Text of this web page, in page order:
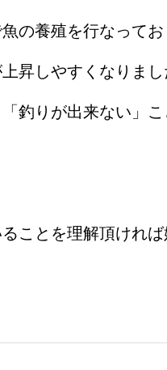
の養殖を行なってお
昇しやすくなりまし
釣りが出来ない」こ
ことを理解頂ければ